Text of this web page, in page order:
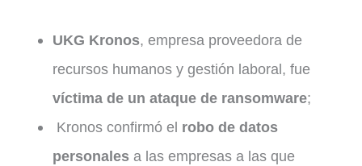
UKG Kronos, empresa proveedora de
recursos humanos y gestión laboral, fue
víctima de un ataque de ransomware;
Kronos confirmó el robo de datos
personalesa las empresas a las que